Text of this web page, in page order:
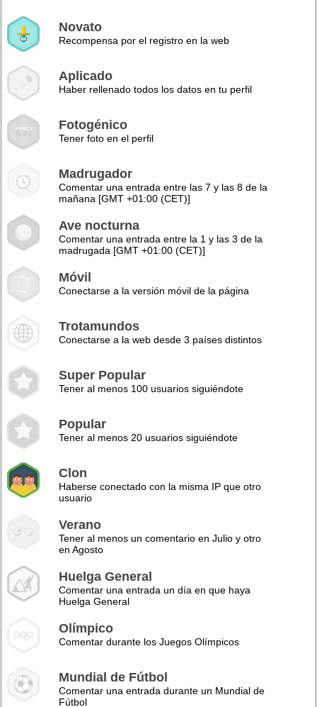
Novato
Recompensa por el registro en la web
Aplicado
Haber rellenado todos los datos en tu perfil
Fotogénico
Tener foto en el perfil
Madrugador
Comentar una entrada entre las 7 y las 8 de la
mañana [GMT +01:00 (CET)]
Ave nocturna
Comentar una entrada entre la 1 y las 3 de la
madrugada [GMT +01:00 (CET)]
Móvil
Conectarse a la versión móvil de la página
Trotamundos
Conectarse a la web desde 3 países distintos
Super Popular
Tener al menos 100 usuarios siguiéndote
Popular
Tener al menos 20 usuarios siguiéndote
Clon
Haberse conectado con la misma IP que otro
usuario
Verano
Tener al menos un comentario en Julio y otro
en Agosto
Huelga General
Comentar una entrada un día en que haya
Huelga General
Olímpico
Comentar durante los Juegos Olímpicos
Mundial de Fútbol
Comentar una entrada durante un Mundial de
Fútbol